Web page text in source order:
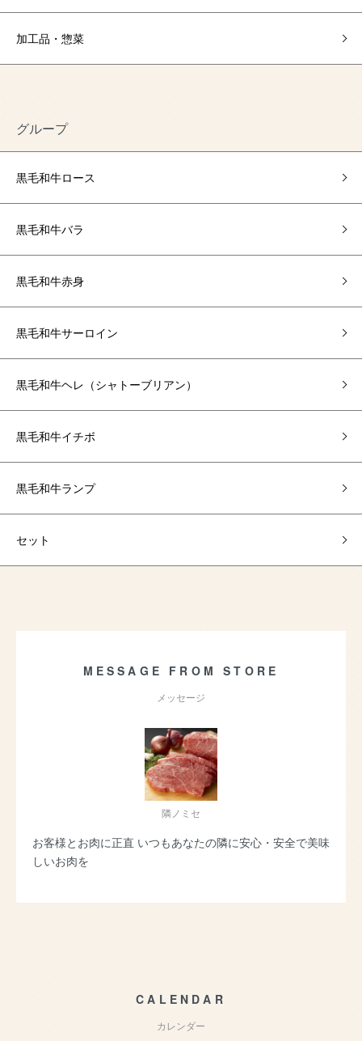
加工品・惣菜
グループ
黒毛和牛ロース
黒毛和牛バラ
黒毛和牛赤身
黒毛和牛サーロイン
黒毛和牛ヘレ（シャトーブリアン）
黒毛和牛イチボ
黒毛和牛ランプ
セット
MESSAGE FROM STORE
メッセージ
隣ノミセ
お客様とお肉に正直 いつもあなたの隣に安心・安全で美味
しいお肉を
CALENDAR
カレンダー